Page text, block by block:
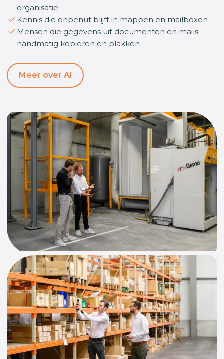
organisatie
Kennis die onbenut blijft in mappen en mailboxen
Mensen die gegevens uit documenten en mails
handmatig kopiëren en plakken
Meer over AI